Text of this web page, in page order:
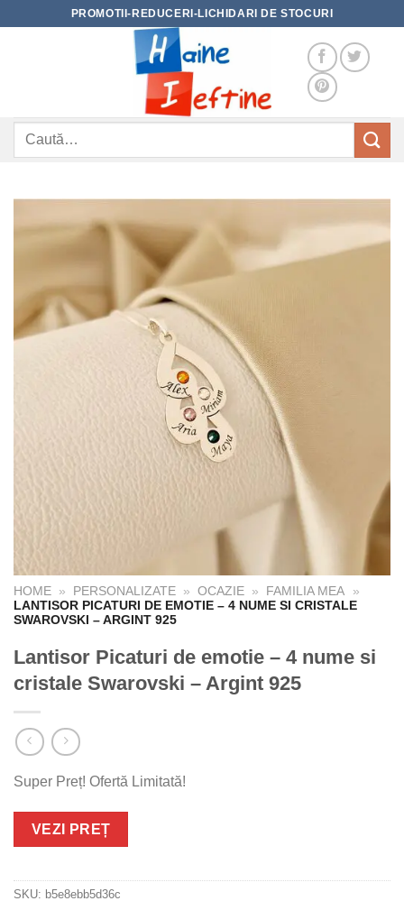
PROMOTII-REDUCERI-LICHIDARI DE STOCURI
Caută
HOME » PERSONALIZATE » OCAZIE » FAMILIA MEA
»
LANTISOR PICATURI DE EMOTIE – 4 NUME SI CRISTALE
SWAROVSKI – ARGINT 925
Lantisor Picaturi de emotie – 4 nume si
cristale Swarovski – Argint 925
Super Preț! Ofertă Limitată!
VEZI PREȚ
SKU: b5e8ebb5d36c